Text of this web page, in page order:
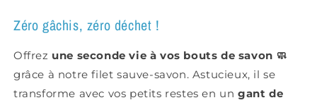
Zéro gâchis, zéro déchet !
Offrez une seconde vie à vos bouts de savon 🧼
grâce à notre filet sauve-savon. Astucieux, il se
transforme avec vos petits restes en ungant de